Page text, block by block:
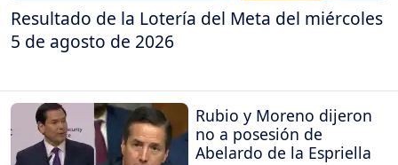
Resultado de la Lotería del Meta del miércoles
5 de agosto de 2026
Rubio y Moreno dijeron
no a posesión de
Abelardo de la Espriella